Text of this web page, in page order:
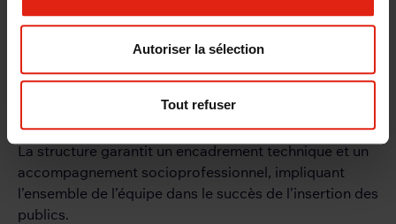
Autoriser la sélection
Tout refuser
Unparcours socioprofessionnelfondé sur une
expérience de travail et une formation en
Unaccompagnement individualiséqui tient
compte de la situation personnelle de chaque
individu.
La structure garantit un encadrement technique et un
accompagnement socioprofessionnel, impliquant
l’ensemble de l’équipe dans le succès de l’insertion des
publics.